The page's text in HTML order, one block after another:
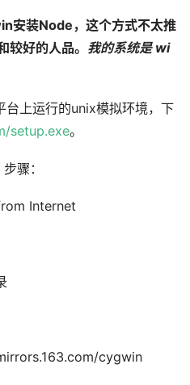
安装Node，这个方式不太推
好的人品。 我的系统是 wi
上运行的unix模拟环境，下
setup.exe。
骤：
Internet
cygwin